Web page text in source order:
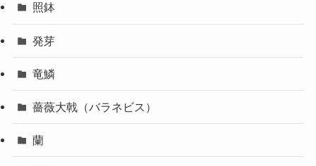
照鉢
発芽
竜鱗
薔薇大戟（バラネビス）
蘭